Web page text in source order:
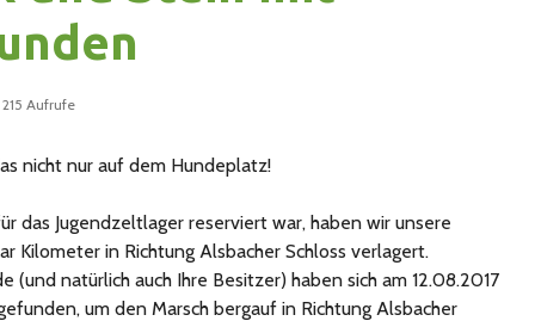
215 Aufrufe
nicht nur auf dem Hundeplatz!
das Jugendzeltlager reserviert war, haben wir unsere
Kilometer in Richtung Alsbacher Schloss verlagert.
(und natürlich auch Ihre Besitzer) haben sich am 12.08.2017
um den Marsch bergauf in Richtung Alsbacher